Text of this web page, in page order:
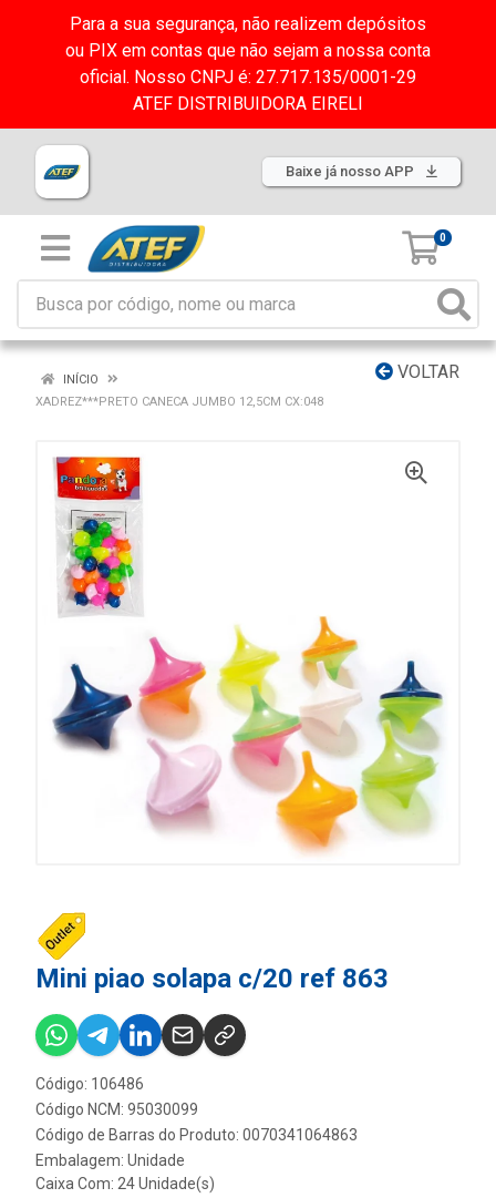
Para a sua segurança, não realizem depósitos
ou PIX em contas que não sejam a nossa conta
oficial. Nosso CNPJ é: 27.717.135/0001-29
ATEF DISTRIBUIDORA EIRELI
Baixe já nosso APP
0
VOLTAR
INÍCIO
XADREZ***PRETO CANECA JUMBO 12,5CM CX:048
Mini piao solapa c/20 ref 863
Código: 106486
Código NCM: 95030099
Código de Barras do Produto: 0070341064863
Embalagem: Unidade
Caixa Com: 24 Unidade(s)